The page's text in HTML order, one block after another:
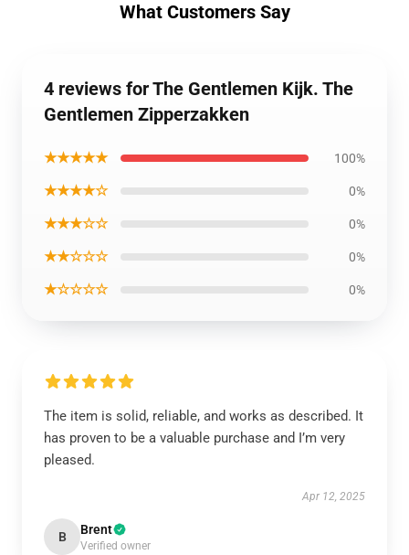
What Customers Say
4 reviews for The Gentlemen Kijk. The
Gentlemen Zipperzakken
★★★★★ 100%
★★★★☆ 0%
★★★☆☆ 0%
★★☆☆☆ 0%
★☆☆☆☆ 0%
The item is solid, reliable, and works as described. It
has proven to be a valuable purchase and I’m very
pleased.
Apr 12, 2025
B Brent
Verified owner